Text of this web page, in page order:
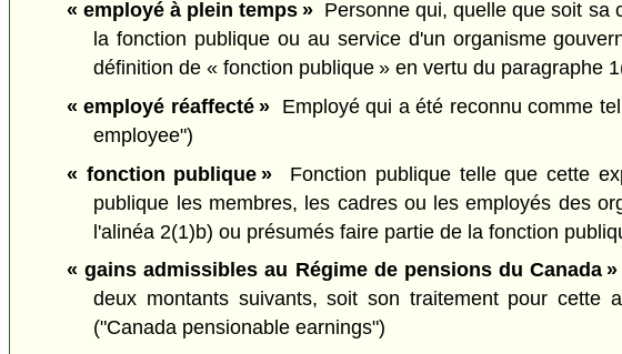
« employé à plein temps » Personne qui, quelle que soit sa
la fonction publique ou au service d'un organisme
définition de « fonction publique » en vertu du paragraphe
« employé réaffecté »Employé qui a été reconnu comme
employee")
« fonction publique » Fonction publique telle que cette
publique les membres, les cadres ou les employés des
l'alinéa 2(1)b) ou présumés faire partie de la fonction
« gains admissibles au Régime de pensions du Canada »
deux montants suivants, soit son traitement pour cette
("Canada pensionable earnings")